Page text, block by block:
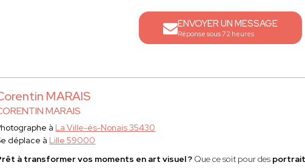
ENVOYER UN MESSAGE
Réponse sous 72 heures
MARAIS
MARAIS
à La Ville-és-Nonais 35430
déplace à Lille 59000
à transformer vos moments en art visuel ? Que ce soit pour des